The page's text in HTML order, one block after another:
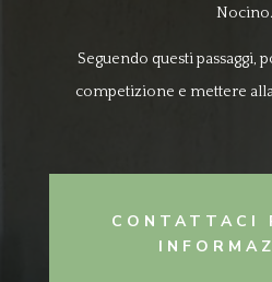
Nocino.
Seguendo questi passaggi,
competizione e mettere
CONTATTACI